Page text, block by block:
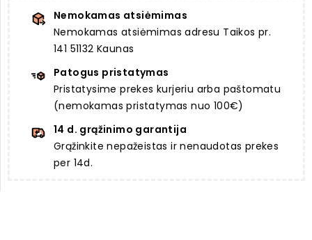
Nemokamas atsiėmimas
Nemokamas atsiėmimas adresu Taikos pr.
141 51132 Kaunas
Patogus pristatymas
Pristatysime prekes kurjeriu arba paštomatu
(nemokamas pristatymas nuo 100€)
14 d. grąžinimo garantija
Grąžinkite nepažeistas ir nenaudotas prekes
per 14d.